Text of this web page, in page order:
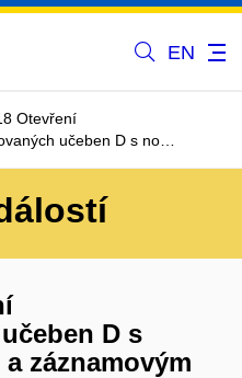
EN
Otevření
učeben D s no…
D s
záznamovým